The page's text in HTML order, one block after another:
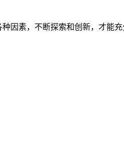
因素，不断探索和创新，才能